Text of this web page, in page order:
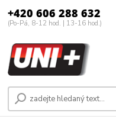
+420 606 288 632
(Po-Pá, 8-12 hod. | 13-16 hod.)